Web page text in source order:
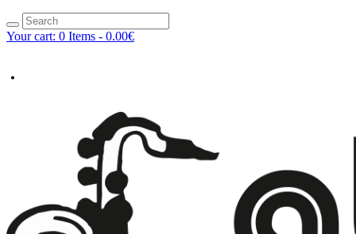
Your cart: 0 Items - 0.00€